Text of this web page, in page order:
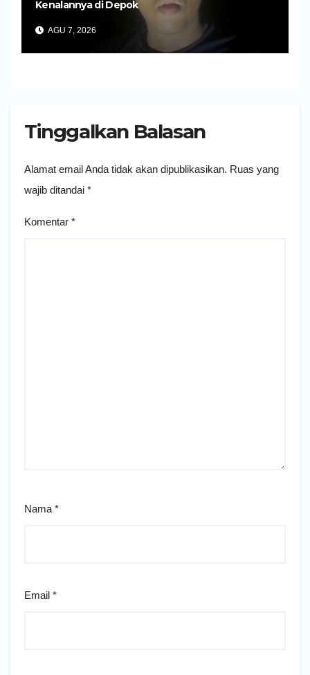
Kenalannya di Depok
AGU 7, 2026
Tinggalkan Balasan
Alamat email Anda tidak akan dipublikasikan. Ruas yang
wajib ditandai *
Komentar *
Nama *
Email *